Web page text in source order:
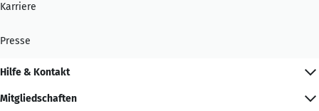
Karriere
Presse
Hilfe & Kontakt
Mitgliedschaften